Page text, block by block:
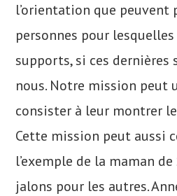
l’orientation que peuvent
personnes pour
supports, si ces dernières
nous. Notre mission peut
consister à leur montrer
Cette mission peut aussi
l’exemple de la maman
jalons pour les autres.